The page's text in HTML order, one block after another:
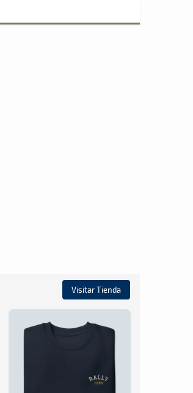
Visitar Tienda